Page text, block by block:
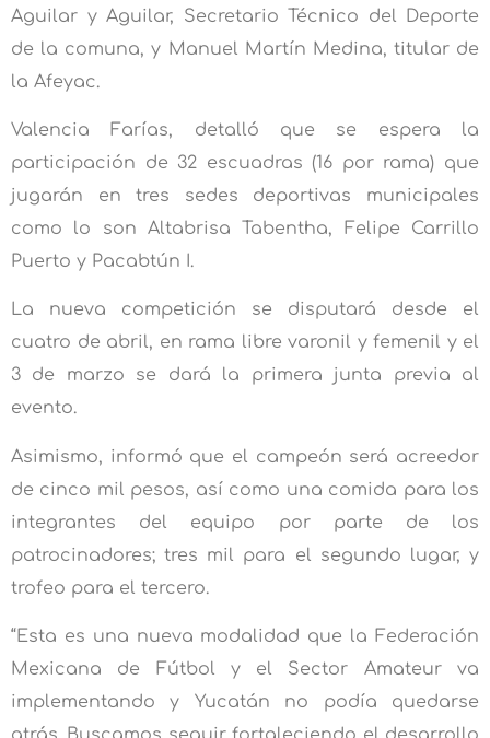
Aguilar y Aguilar, Secretario Técnico del Deporte
de la comuna, y Manuel Martín Medina, titular de
la Afeyac.
Valencia Farías, detalló que se espera la
participación de 32 escuadras (16 por rama) que
jugarán en tres sedes deportivas municipales
como lo son Altabrisa Tabentha, Felipe Carrillo
Puerto y Pacabtún I.
La nueva competición se disputará desde el
cuatro de abril, en rama libre varonil y femenil y el
3 de marzo se dará la primera junta previa al
evento.
Asimismo, informó que el campeón será acreedor
de cinco mil pesos, así como una comida para los
integrantes del equipo por parte de los
patrocinadores; tres mil para el segundo lugar, y
trofeo para el tercero.
“Esta es una nueva modalidad que la Federación
Mexicana de Fútbol y el Sector Amateur va
implementando y Yucatán no podía quedarse